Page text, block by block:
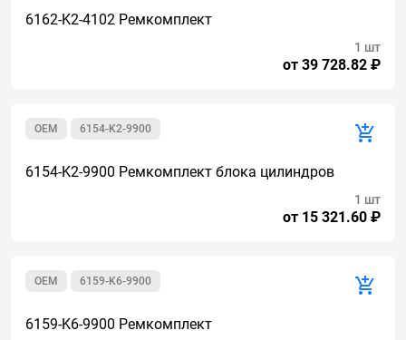
6162-K2-4102 Ремкомплект
от 39 728.82 ₽
1 шт
6154-K2-9900
OEM
6154-K2-9900 Ремкомплект блока цилиндров
от 15 321.60 ₽
1 шт
6159-K6-9900
OEM
6159-K6-9900 Ремкомплект